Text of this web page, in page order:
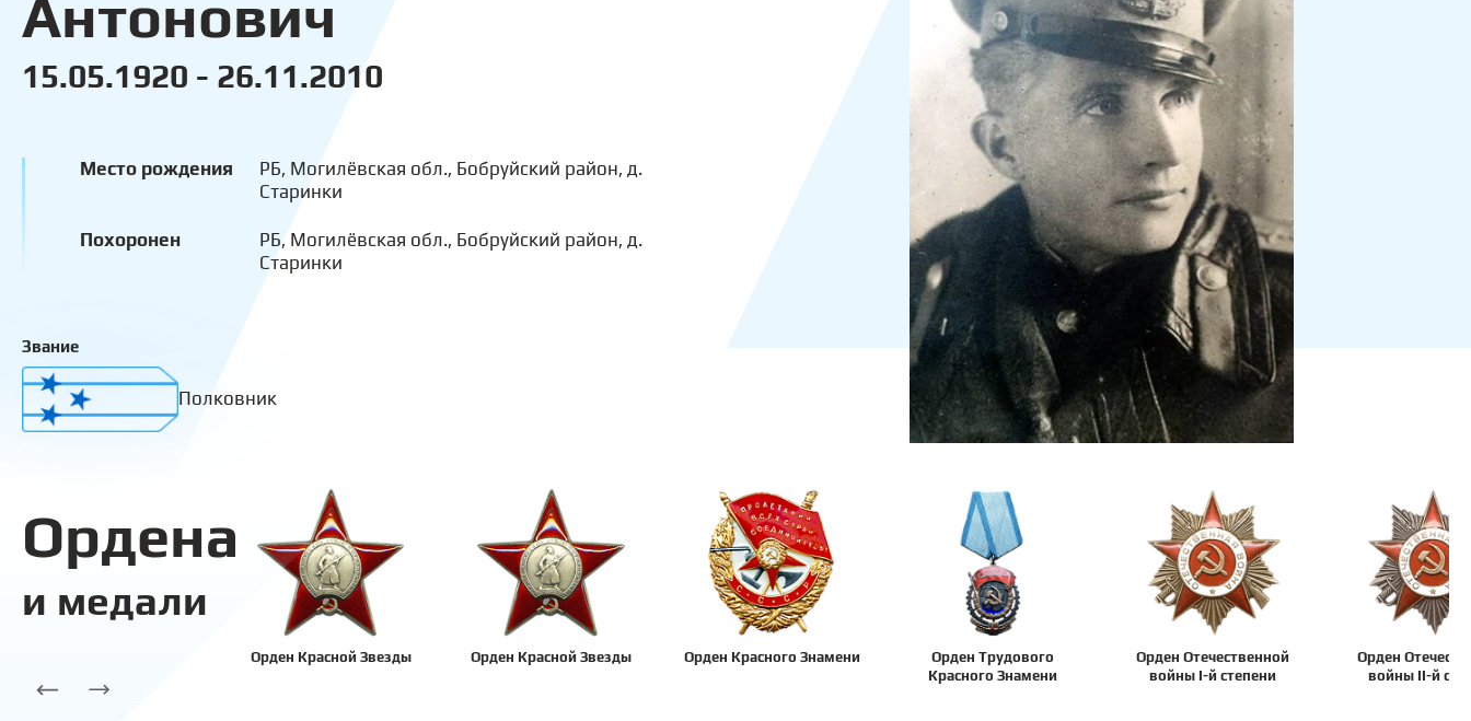
Антонович
15.05.1920 - 26.11.2010
Место рождения
РБ, Могилёвская обл., Бобруйский район, д.
Старинки
Похоронен
РБ, Могилёвская обл., Бобруйский район, д.
Старинки
Звание
Полковник
Ордена
и медали
Орден Красной Звезды Орден Красной Звезды Орден Красного Знамени
Орден Трудового
Красного Знамени
Орден Отечественной
войны I-й степени
Орден
войны II-й